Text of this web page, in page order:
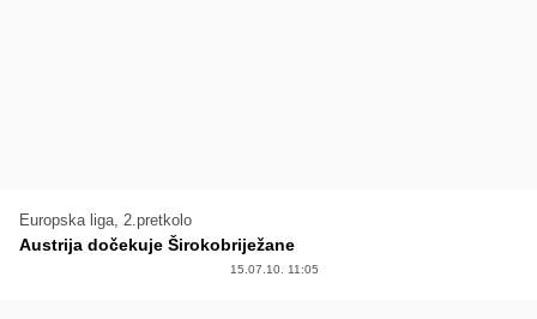
Europska liga, 2.pretkolo
Austrija dočekuje Širokobriježane
15.07.10. 11:05